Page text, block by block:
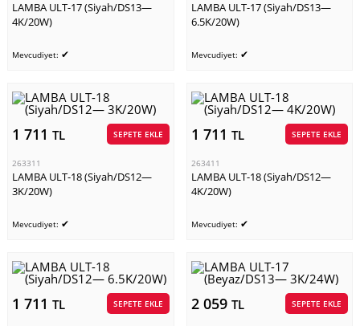
LAMBA ULT-17 (Siyah/DS13—
4K/20W)
Mevcudiyet: ✔
LAMBA ULT-17 (Siyah/DS13—
6.5K/20W)
Mevcudiyet: ✔
1 711 TL SEPETE EKLE
263311
LAMBA ULT-18 (Siyah/DS12—
3K/20W)
Mevcudiyet: ✔
1 711 TL SEPETE EKLE
263411
LAMBA ULT-18 (Siyah/DS12—
4K/20W)
Mevcudiyet: ✔
1 711 TL SEPETE EKLE 2 059 TL SEPETE EKLE